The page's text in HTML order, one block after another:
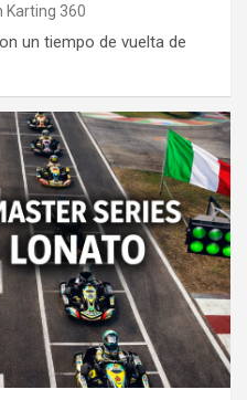
Karting 360
un tiempo de vuelta de